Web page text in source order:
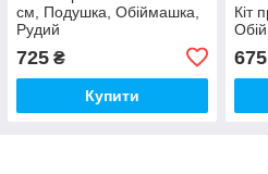
см, Подушка, Обіймашка,
Рудий
725₴
Купити
Кіт
675